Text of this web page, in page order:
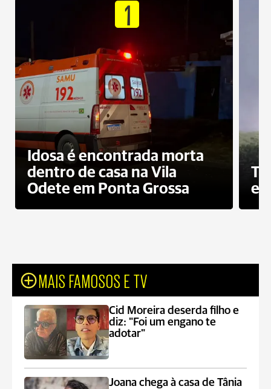
1
Idosa é encontrada morta
dentro de casa na Vila
Odete em Ponta Grossa
e
MAIS FAMOSOS E TV
Cid Moreira deserda filho e
diz: "Foi um engano te
adotar"
Joana chega à casa de Tânia